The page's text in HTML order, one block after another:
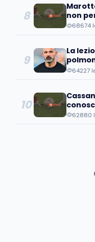
8
non
68674
9
La
64227
10
e poi
62880